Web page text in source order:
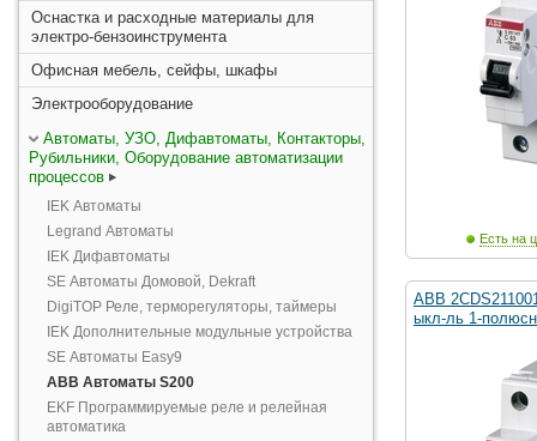
Оснастка и расходные материалы для
электро-бензоинструмента
Офисная мебель, сейфы, шкафы
Электрооборудование
Автоматы, УЗО, Дифавтоматы, Контакторы,
Рубильники, Оборудование автоматизации
процессов
IEK Автоматы
Legrand Автоматы
IEK Дифавтоматы
SE Автоматы Домовой, Dekraft
DigiTOP Реле, терморегуляторы, таймеры
IEK Дополнительные модульные устройства
SE Автоматы Easy9
ABB Автоматы S200
EKF Программируемые реле и релейная
автоматика
Есть на
ABB
ыкл-ль 1-